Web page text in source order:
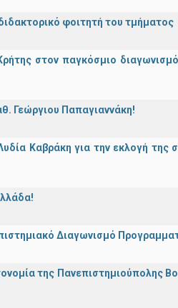
φοιτητή του τμήματος
στον παγκόσμιο
Γεώργιου Παπαγιαννάκη!
Καβράκη για την εκλογή της
Διαγωνισμό
της Πανεπιστημιούπολης